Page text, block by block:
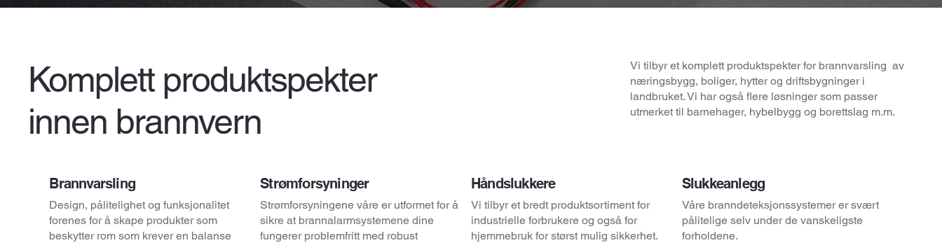
Komplett produktspekter
innen brannvern
Vi tilbyr et komplett produktspekter for brannvarsling av
næringsbygg, boliger, hytter og driftsbygninger i
landbruket. Vi har også flere løsninger som passer
utmerket til barnehager, hybelbygg og borettslag m.m.
Brannvarsling
Design, pålitelighet og funksjonalitet
forenes for å skape produkter som
beskytter rom som krever en balanse
Strømforsyninger
Strømforsyningene våre er utformet for å
sikre at brannalarmsystemene dine
fungerer problemfritt med robust
Håndslukkere
Vi tilbyr et bredt produktsortiment for
industrielle forbrukere og også for
hjemmebruk for størst mulig sikkerhet.
Slukkeanlegg
Våre branndeteksjonssystemer er svært
pålitelige selv under de vanskeligste
forholdene.